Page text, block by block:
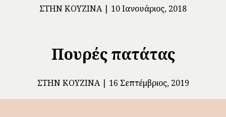
ΣΤΗΝ ΚΟΥΖΊΝΑ 10 Ιανουάριος, 2018
Πουρές πατάτας
ΣΤΗΝ ΚΟΥΖΊΝΑ 16 Σεπτέμβριος, 2019